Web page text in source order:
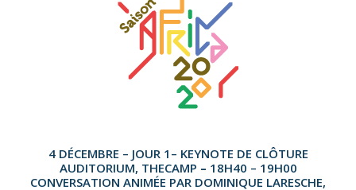
4 DÉCEMBRE – JOUR 1– KEYNOTE DE CLÔTURE
AUDITORIUM, THECAMP – 18H40 – 19H00
CONVERSATION ANIMÉE PAR DOMINIQUE LARESCHE,